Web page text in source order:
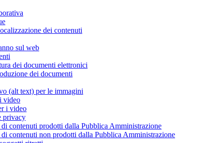
dei contenuti
sul web
dei documenti elettronici
dei documenti
(alt text) per le immagini
video
i video
privacy
contenuti prodotti dalla Pubblica Amministrazione
contenuti non prodotti dalla Pubblica Amministrazione